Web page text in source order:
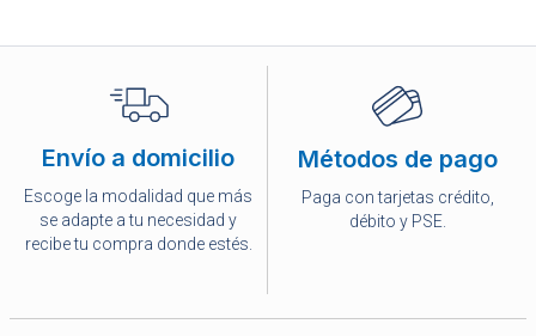
Envío a domicilio
Escoge la modalidad que más
se adapte a tu necesidad y
recibe tu compra donde estés.
Métodos de pago
Paga con tarjetas crédito,
débito y PSE.